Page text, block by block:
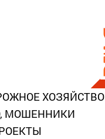
ХОЗЯЙСТВО
МОШЕННИКИ